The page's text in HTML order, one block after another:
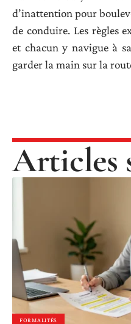
d’inattention pour
de conduire. Les règles
et chacun y navigue à
garder la main sur la
Articles
FORMALITÉS